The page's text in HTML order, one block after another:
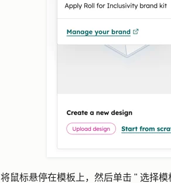
将鼠标悬停在模板上，然后单击 " 选择模